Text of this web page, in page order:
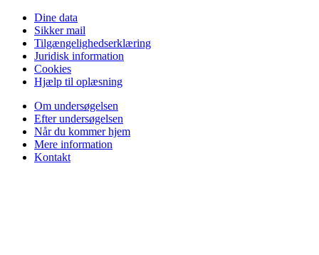
Dine data
Sikker mail
Tilgængelighedserklæring
Juridisk information
Cookies
Hjælp til oplæsning
Om undersøgelsen
Efter undersøgelsen
Når du kommer hjem
Mere information
Kontakt